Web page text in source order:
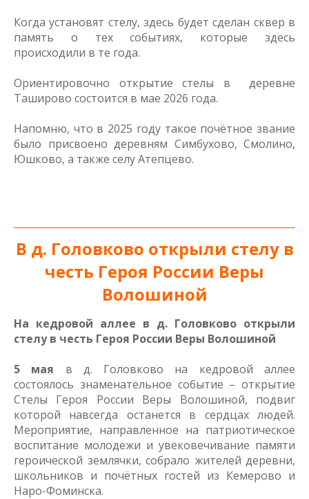
Когда установят стелу, здесь будет сделан сквер в
память о тех событиях, которые здесь
происходили в те года.
Ориентировочно открытие стелы в деревне
Таширово состоится в мае 2026 года.
Напомню, что в 2025 году такое почётное звание
было присвоено деревням Симбухово, Смолино,
Юшково, а также селу Атепцево.
В д. Головково открыли стелу в
честь Героя России Веры
Волошиной
На кедровой аллее в д. Головково открыли
стелу в честь Героя России Веры Волошиной
5 мая в д. Головково на кедровой аллее
состоялось знаменательное событие – открытие
Стелы Героя России Веры Волошиной, подвиг
которой навсегда останется в сердцах людей.
Мероприятие, направленное на патриотическое
воспитание молодежи и увековечивание памяти
героической землячки, собрало жителей деревни,
школьников и почётных гостей из Кемерово и
Наро-Фоминска.